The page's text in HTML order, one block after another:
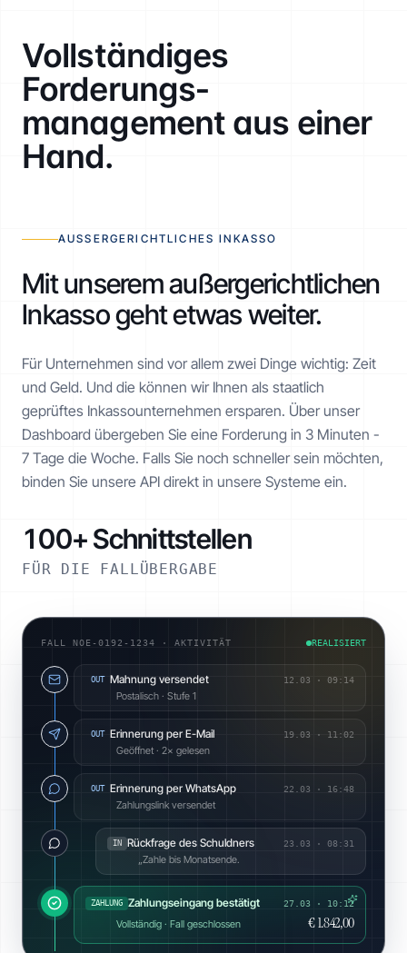
Vollständiges
Forderungs­
management aus einer
Hand.
AUSSERGERICHTLICHES INKASSO
Mit unserem außergerichtlichen
Inkasso geht etwas weiter.
Für Unternehmen sind vor allem zwei Dinge wichtig: Zeit
und Geld. Und die können wir Ihnen als staatlich
geprüftes Inkasso­unternehmen ersparen. Über unser
Dashboard übergeben Sie eine Forderung in 3 Minuten -
7 Tage die Woche. Falls Sie noch schneller sein möchten,
binden Sie unsere API direkt in unsere Systeme ein.
100+ Schnittstellen
FÜR DIE FALLÜBERGABE
FALL NOE-0192-1234 · AKTIVITÄT REALISIERT
OUT Mahnung versendet 12.03 · 09:14
Postalisch · Stufe 1
OUT Erinnerung per E-Mail 19.03 · 11:02
Geöffnet · 2× gelesen
OUT Erinnerung per WhatsApp 22.03 · 16:48
Zahlungslink versendet
IN Rückfrage des Schuldners 23.03 · 08:31
„Zahle bis Monatsende.
ZAHLUNG Zahlungseingang bestätigt 27.03 · 10:12
Vollständig · Fall geschlossen € 1.842,00